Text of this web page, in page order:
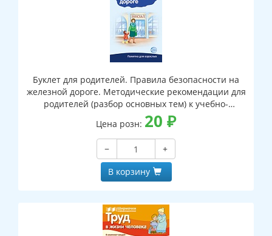
Буклет для родителей. Правила безопасности на
железной дороге. Методические рекомендации для
родителей (разбор основных тем) к учебно-
методическому пособию "Правила безопасности на
железной дороге."
Цена розн: 20 ₽
−
+
В корзину